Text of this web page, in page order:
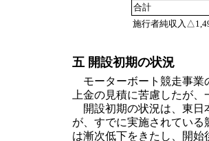
合計
施行者純収入
五 開設初期の状況
モーターボート競走事業
上金の見積に苦慮したが
開設初期の状況は、東日
が、すでに実施されてい
は漸次低下をきたし、開始